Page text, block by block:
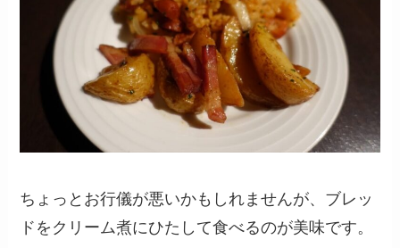
ちょっとお行儀が悪いかもしれませんが、ブレッ
ドをクリーム煮にひたして食べるのが美味です。